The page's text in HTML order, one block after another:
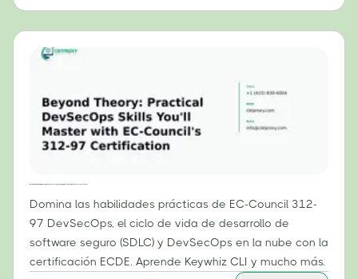
Domina las habilidades prácticas de EC-Council 312-
97 DevSecOps, el ciclo de vida de desarrollo de
software seguro (SDLC) y DevSecOps en la nube con la
certificación ECDE. Aprende Keywhiz CLI y mucho más.